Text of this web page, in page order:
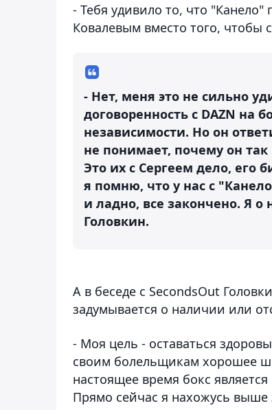
- Тебя удивило то, что "Канело"
Ковалевым вместо того, чтобы
- Нет, меня это не сильно
договоренность с DAZN на
независимости. Но он
не понимает, почему он
Это их с Сергеем дело, его
я помню, что у нас с
и ладно, все закончено. Я о
Головкин.
А в беседе с SecondsOut
задумывается о наличии или
- Моя цель - оставаться
своим болельщикам хорошее
настоящее время бокс
Прямо сейчас я нахожусь выше